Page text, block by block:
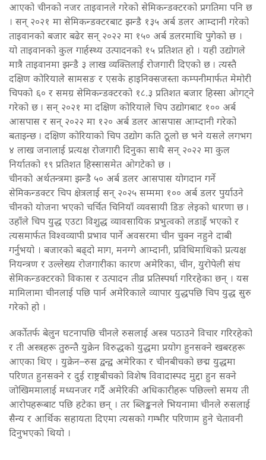
आएको चीनको नजर ताइवानले गरेको सेमिकन्डक्टरको प्रगतिमा पनि छ
। सन् २०२१ मा सेमिकन्डक्टरबाट झन्डै १३५ अर्ब डलर आम्दानी गरेको
ताइवानको बजार बढेर सन् २०२२ मा १५० अर्ब डलरमाथि पुगेको छ ।
यो ताइवानको कुल गार्हस्थ्य उत्पादनको १५ प्रतिशत हो । यही उद्योगले
मात्रै ताइवानमा झन्डै ३ लाख व्यक्तिलाई रोजगारी दिएको छ । त्यस्तै
दक्षिण कोरियाले सामसङ र एसके हाइनिक्सजस्ता कम्पनीमार्फत मेमोरी
चिपको ६० र समग्र सेमिकन्डक्टरको १८.३ प्रतिशत बजार हिस्सा ओगट्ने
गरेको छ । सन् २०२१ मा दक्षिण कोरियाले चिप उद्योगबाट १०० अर्ब
आसपास र सन् २०२२ मा १२० अर्ब डलर आसपास आम्दानी गरेको
बताइन्छ । दक्षिण कोरियाको चिप उद्योग कति ठूलो छ भने यसले लगभग
४ लाख जनालाई प्रत्यक्ष रोजगारी दिनुका साथै सन् २०२२ मा कुल
निर्यातको १९ प्रतिशत हिस्सासमेत ओगटेको छ ।
चीनको अर्थतन्त्रमा झन्डै ५० अर्ब डलर आसपास योगदान गर्ने
सेमिकन्डक्टर चिप क्षेत्रलाई सन् २०२५ सम्ममा १०० अर्ब डलर पुर्याउने
चीनको योजना भएको चर्चित चिनियाँ व्यवसायी डिङ लेइको धारणा छ ।
उहाँले चिप युद्ध एउटा विशुद्ध व्यावसायिक प्रभुत्वको लडाइँ भएको र
त्यसमार्फत विश्वव्यापी प्रभाव पार्ने अवसरमा चीन चुक्न नहुने दाबी
गर्नुभयो । बजारको बढ्दो माग, मनग्गे आम्दानी, प्रविधिमाथिको प्रत्यक्ष
नियन्त्रण र उल्लेख्य रोजगारीका कारण अमेरिका, चीन, युरोपेली संघ
सेमिकन्डक्टरको विकास र उत्पादन तीव्र प्रतिस्पर्धा गरिरहेका छन् । यस
मामिलामा चीनलाई पछि पार्न अमेरिकाले व्यापार युद्धपछि चिप युद्ध सुरु
गरेको हो ।
अर्कोतर्फ बेलुन घटनापछि चीनले रुसलाई अस्त्र पठाउने विचार गरिरहेको
र ती अस्त्रहरू तुरुन्तै युक्रेन विरुद्धको युद्धमा प्रयोग हुनसक्ने खबरहरू
आएका थिए । युक्रेन–रुस द्वन्द्व अमेरिका र चीनबीचको छद्म युद्धमा
परिणत हुनसक्ने र दुई राष्ट्रबीचको विशेष विवादास्पद मुद्दा हुन सक्ने
जोखिममालाई मध्यनजर गर्दै अमेरिकी अधिकारीहरू पछिल्लो समय ती
आरोपहरूबाट पछि हटेका छन् । तर ब्लिङ्कनले भियनामा चीनले रुसलाई
सैन्य र आर्थिक सहायता दिएमा त्यसको गम्भीर परिणाम हुने चेतावनी
दिनुभएको थियो ।